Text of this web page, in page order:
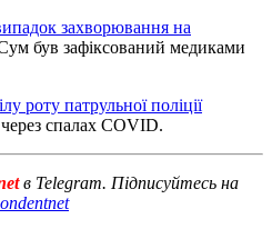
захворювання на
був зафіксований медиками
роту патрульної поліції
через спалах COVID.
в Telegram. Підписуйтесь на